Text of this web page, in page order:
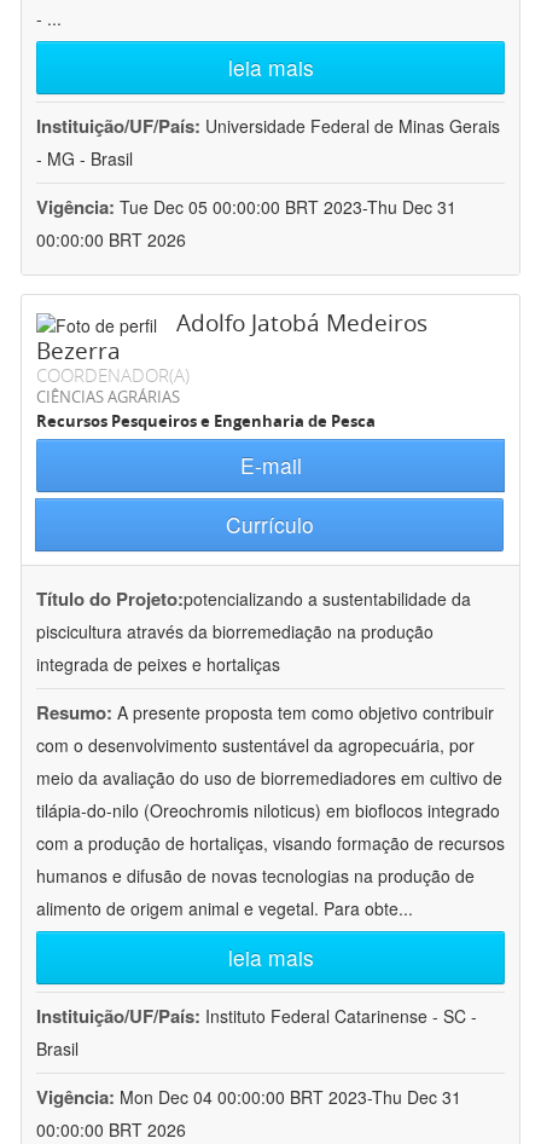
- ...
leia mais
Instituição/UF/País: Universidade Federal de Minas Gerais
- MG - Brasil
Vigência: Tue Dec 05 00:00:00 BRT 2023-Thu Dec 31
00:00:00 BRT 2026
Adolfo Jatobá Medeiros
Bezerra
COORDENADOR(A)
CIÊNCIAS AGRÁRIAS
Recursos Pesqueiros e Engenharia de Pesca
E-mail
Currículo
Título do Projeto:potencializando a sustentabilidade da
piscicultura através da biorremediação na produção
integrada de peixes e hortaliças
Resumo: A presente proposta tem como objetivo contribuir
com o desenvolvimento sustentável da agropecuária, por
meio da avaliação do uso de biorremediadores em cultivo de
tilápia-do-nilo (Oreochromis niloticus) em bioflocos integrado
com a produção de hortaliças, visando formação de recursos
humanos e difusão de novas tecnologias na produção de
alimento de origem animal e vegetal. Para obte...
leia mais
Instituição/UF/País: Instituto Federal Catarinense - SC -
Brasil
Vigência: Mon Dec 04 00:00:00 BRT 2023-Thu Dec 31
00:00:00 BRT 2026